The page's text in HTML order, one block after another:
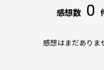
感想数 0
感想はまだありま